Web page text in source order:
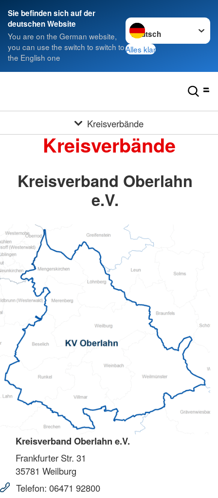
Sie befinden sich auf der
deutschen Website
You are on the German website,
you can use the switch to switch to
the English one
Sprache wechseln zu
Alles klar
Kreisverbände
Kreisverbände
Kreisverband Oberlahn
e.V.
Kreisverband Oberlahn e.V.
Frankfurter Str. 31
35781 Weilburg
Telefon: 06471 92800